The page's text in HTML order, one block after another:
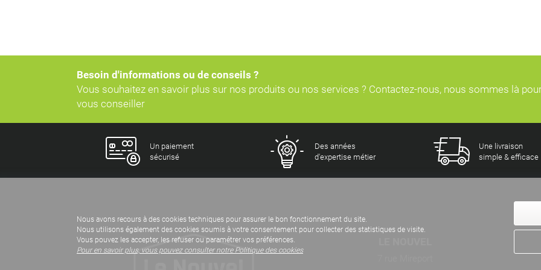
Besoin d'informations ou de conseils ?
Vous souhaitez en savoir plus sur nos produits ou nos services ? Contactez-nous, nous sommes là
vous conseiller
Un paiement
sécurisé
Des années
d'expertise métier
Une livraison
simple & efficace
Nous avons recours à des cookies techniques pour assurer le bon fonctionnement du site.
Nous utilisons également des cookies soumis à votre consentement pour collecter des statistiques de visite.
Vous pouvez les accepter, les refuser ou paramétrer vos préférences.
Pour en savoir plus, vous pouvez consulter notre Politique des cookies